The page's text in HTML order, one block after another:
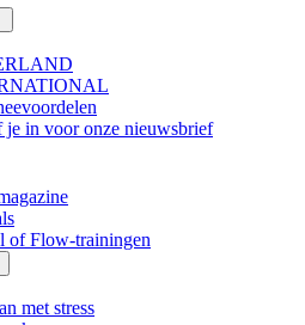
je in voor onze nieuwsbrief
of Flow-trainingen
met stress